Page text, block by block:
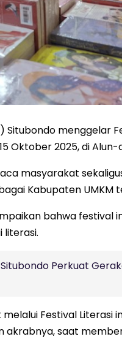
menggelar
Oktober 2025, di
masyarakat
Kabupaten UMKM
bahwa festival
literasi.
Situbondo Perkuat
Festival Literasi
akrabnya, saat